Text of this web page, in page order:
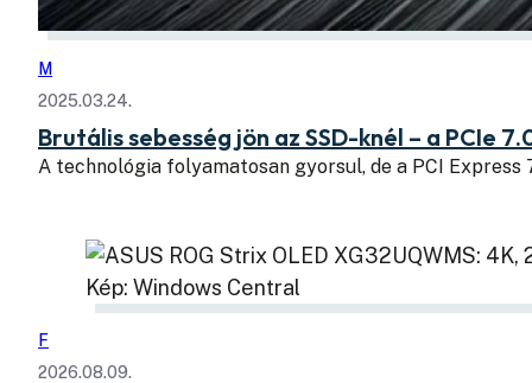
M
2025.03.24.
Brutális sebesség jön az SSD-knél – a PCIe
A technológia folyamatosan gyorsul, de a PCI Express
Kép: Windows Central
F
2026.08.09.